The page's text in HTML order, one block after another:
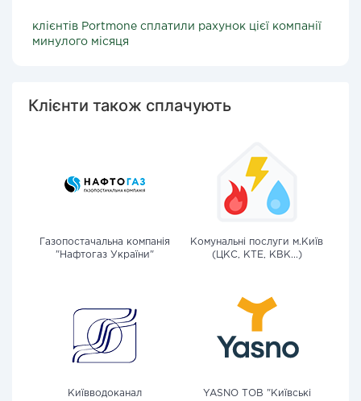
клієнтів Portmone сплатили рахунок цієї компанії
минулого місяця
Клієнти також сплачують
Газопостачальна компанія
"Нафтогаз України"
Комунальні послуги м.Київ
(ЦКС, КТЕ, КВК...)
Київводоканал
YASNO ТОВ "Київські